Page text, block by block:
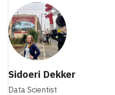
Sidoeri Dekker
Data Scientist